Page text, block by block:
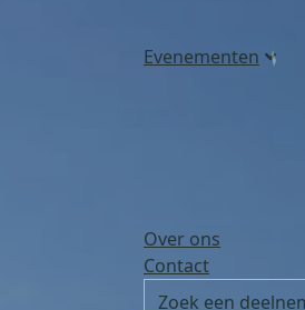
Evenementen
Over ons
Contact